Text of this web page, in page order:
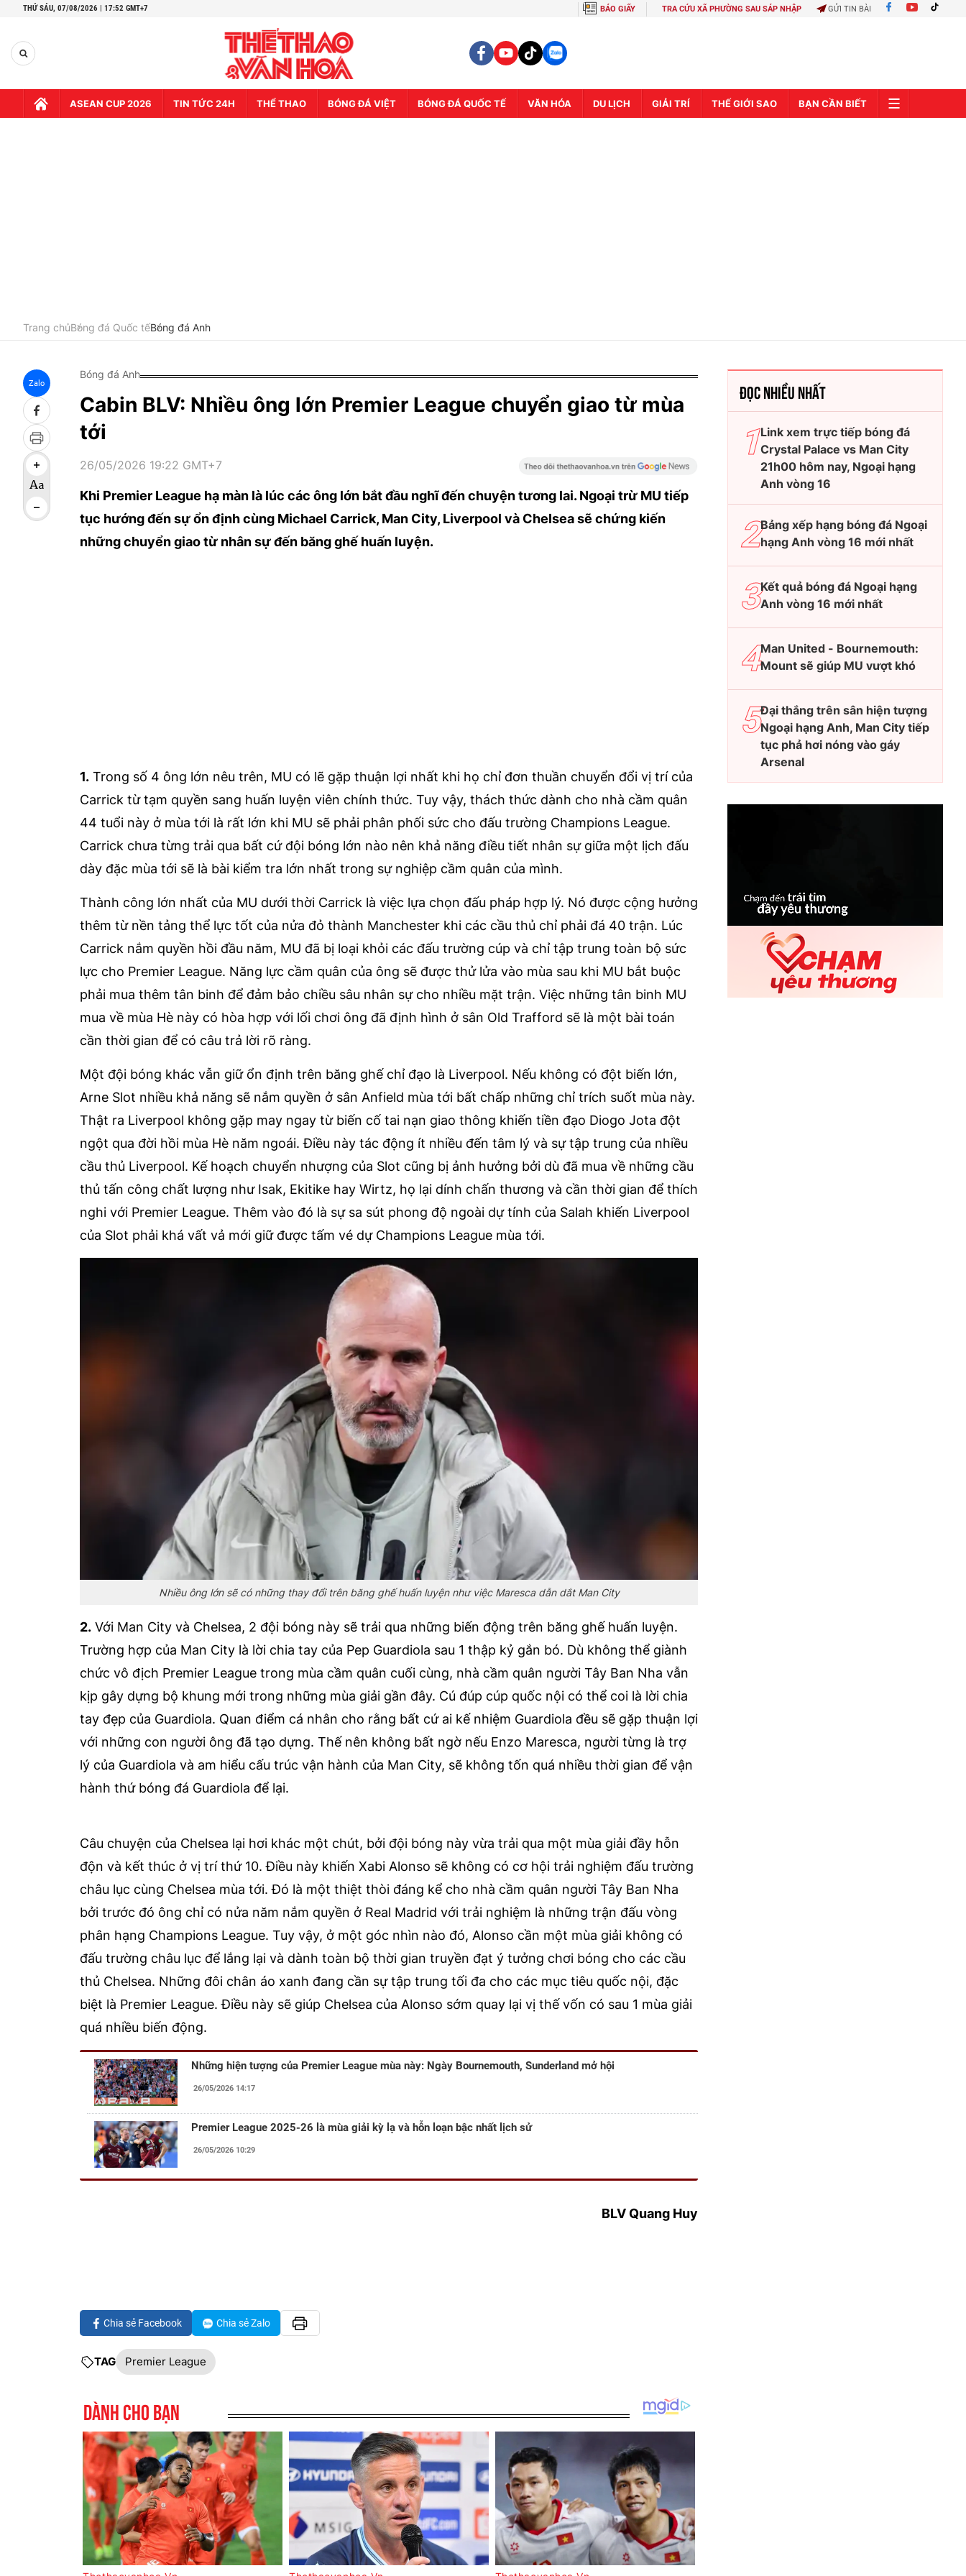
THỨ SÁU, 07/08/2026 | 17:52 GMT+7 BÁO GIẤY TRA CỨU XÃ PHƯỜNG SAU SÁP NHẬP GỬI TIN BÀI
ASEAN CUP 2026 TIN TỨC 24H THỂ THAO BÓNG ĐÁ VIỆT BÓNG ĐÁ QUỐC TẾ VĂN HÓA DU LỊCH GIẢI TRÍ THẾ GIỚI SAO BẠN CẦN BIẾT
Trang chủBóng đá Quốc tếBóng đá Anh
Zalo
Bóng đá Anh
Cabin BLV: Nhiều ông lớn Premier League chuyển giao từ mùa
tới
26/05/2026 19:22 GMT+7
Khi Premier League hạ màn là lúc các ông lớn bắt đầu nghĩ đến chuyện tương lai. Ngoại trừ MU tiếp
tục hướng đến sự ổn định cùng Michael Carrick, Man City, Liverpool và Chelsea sẽ chứng kiến
những chuyển giao từ nhân sự đến băng ghế huấn luyện.
1. Trong số 4 ông lớn nêu trên, MU có lẽ gặp thuận lợi nhất khi họ chỉ đơn thuần chuyển đổi vị trí của
Carrick từ tạm quyền sang huấn luyện viên chính thức. Tuy vậy, thách thức dành cho nhà cầm quân
44 tuổi này ở mùa tới là rất lớn khi MU sẽ phải phân phối sức cho đấu trường Champions League.
Carrick chưa từng trải qua bất cứ đội bóng lớn nào nên khả năng điều tiết nhân sự giữa một lịch đấu
dày đặc mùa tới sẽ là bài kiểm tra lớn nhất trong sự nghiệp cầm quân của mình.
Thành công lớn nhất của MU dưới thời Carrick là việc lựa chọn đấu pháp hợp lý. Nó được cộng hưởng
thêm từ nền tảng thể lực tốt của nửa đỏ thành Manchester khi các cầu thủ chỉ phải đá 40 trận. Lúc
Carrick nắm quyền hồi đầu năm, MU đã bị loại khỏi các đấu trường cúp và chỉ tập trung toàn bộ sức
lực cho Premier League. Năng lực cầm quân của ông sẽ được thử lửa vào mùa sau khi MU bắt buộc
phải mua thêm tân binh để đảm bảo chiều sâu nhân sự cho nhiều mặt trận. Việc những tân binh MU
mua về mùa Hè này có hòa hợp với lối chơi ông đã định hình ở sân Old Trafford sẽ là một bài toán
cần thời gian để có câu trả lời rõ ràng.
Một đội bóng khác vẫn giữ ổn định trên băng ghế chỉ đạo là Liverpool. Nếu không có đột biến lớn,
Arne Slot nhiều khả năng sẽ nắm quyền ở sân Anfield mùa tới bất chấp những chỉ trích suốt mùa này.
Thật ra Liverpool không gặp may ngay từ biến cố tai nạn giao thông khiến tiền đạo Diogo Jota đột
ngột qua đời hồi mùa Hè năm ngoái. Điều này tác động ít nhiều đến tâm lý và sự tập trung của nhiều
cầu thủ Liverpool. Kế hoạch chuyển nhượng của Slot cũng bị ảnh hưởng bởi dù đã mua về những cầu
thủ tấn công chất lượng như Isak, Ekitike hay Wirtz, họ lại dính chấn thương và cần thời gian để thích
nghi với Premier League. Thêm vào đó là sự sa sút phong độ ngoài dự tính của Salah khiến Liverpool
của Slot phải khá vất vả mới giữ được tấm vé dự Champions League mùa tới.
Nhiều ông lớn sẽ có những thay đổi trên băng ghế huấn luyện như việc Maresca dẫn dắt Man City
2. Với Man City và Chelsea, 2 đội bóng này sẽ trải qua những biến động trên băng ghế huấn luyện.
Trường hợp của Man City là lời chia tay của Pep Guardiola sau 1 thập kỷ gắn bó. Dù không thể giành
chức vô địch Premier League trong mùa cầm quân cuối cùng, nhà cầm quân người Tây Ban Nha vẫn
kịp gây dựng bộ khung mới trong những mùa giải gần đây. Cú đúp cúp quốc nội có thể coi là lời chia
tay đẹp của Guardiola. Quan điểm cá nhân cho rằng bất cứ ai kế nhiệm Guardiola đều sẽ gặp thuận lợi
với những con người ông đã tạo dựng. Thế nên không bất ngờ nếu Enzo Maresca, người từng là trợ
lý của Guardiola và am hiểu cấu trúc vận hành của Man City, sẽ không tốn quá nhiều thời gian để vận
hành thứ bóng đá Guardiola để lại.
Câu chuyện của Chelsea lại hơi khác một chút, bởi đội bóng này vừa trải qua một mùa giải đầy hỗn
độn và kết thúc ở vị trí thứ 10. Điều này khiến Xabi Alonso sẽ không có cơ hội trải nghiệm đấu trường
châu lục cùng Chelsea mùa tới. Đó là một thiệt thòi đáng kể cho nhà cầm quân người Tây Ban Nha
bởi trước đó ông chỉ có nửa năm nắm quyền ở Real Madrid với trải nghiệm là những trận đấu vòng
phân hạng Champions League. Tuy vậy, ở một góc nhìn nào đó, Alonso cần một mùa giải không có
đấu trường châu lục để lắng lại và dành toàn bộ thời gian truyền đạt ý tưởng chơi bóng cho các cầu
thủ Chelsea. Những đôi chân áo xanh đang cần sự tập trung tối đa cho các mục tiêu quốc nội, đặc
biệt là Premier League. Điều này sẽ giúp Chelsea của Alonso sớm quay lại vị thế vốn có sau 1 mùa giải
quá nhiều biến động.
Những hiện tượng của Premier League mùa này: Ngày Bournemouth, Sunderland mở hội
26/05/2026 14:17
Premier League 2025-26 là mùa giải kỳ lạ và hỗn loạn bậc nhất lịch sử
26/05/2026 10:29
BLV Quang Huy
Chia sẻ Facebook Chia sẻ Zalo
TAG Premier League
ĐỌC NHIỀU NHẤT
Link xem trực tiếp bóng đá
Crystal Palace vs Man City
21h00 hôm nay, Ngoại hạng
Anh vòng 16
Bảng xếp hạng bóng đá Ngoại
hạng Anh vòng 16 mới nhất
Kết quả bóng đá Ngoại hạng
Anh vòng 16 mới nhất
Man United - Bournemouth:
Mount sẽ giúp MU vượt khó
Đại thắng trên sân hiện tượng
Ngoại hạng Anh, Man City tiếp
tục phả hơi nóng vào gáy
Arsenal